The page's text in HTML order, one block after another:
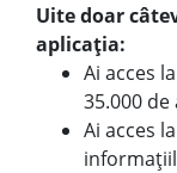
Uite doar
aplicația:
Ai acces
35.000
Ai acces